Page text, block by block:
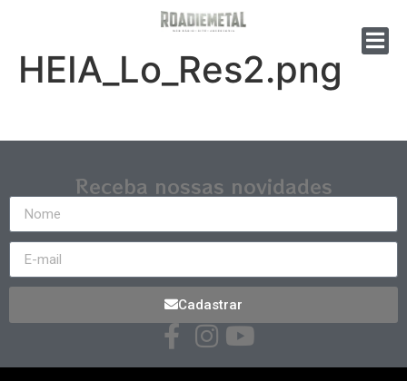
HEIA_Lo_Res2.png
Receba nossas novidades
Cadastrar